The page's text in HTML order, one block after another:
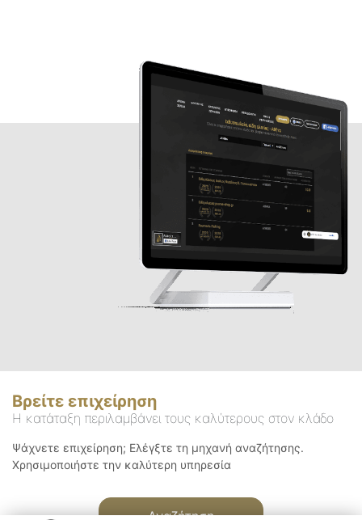
Βρείτε επιχείρηση
Η κατάταξη περιλαμβάνει τους καλύτερους στον κλάδο
Ψάχνετε επιχείρηση; Ελέγξτε τη μηχανή αναζήτησης.
Χρησιμοποιήστε την καλύτερη υπηρεσία
Αναζήτηση